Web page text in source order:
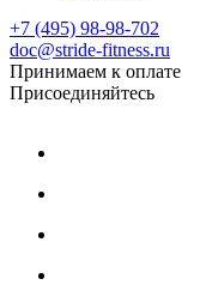
+7 (495) 98-98-702
doc@stride-fitness.ru
Принимаем к оплате
Присоединяйтесь